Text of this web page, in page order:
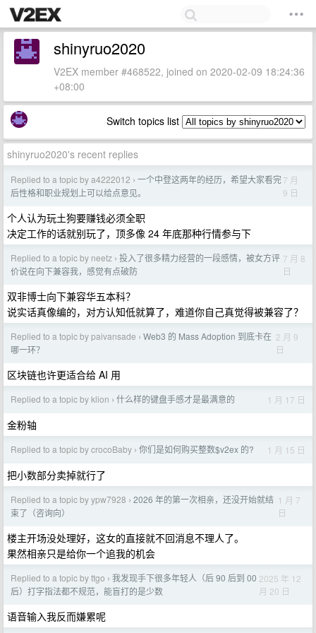
shinyruo2020
V2EX member #468522, joined on 2020-02-09 18:24:36
+08:00
Switch topics list
shinyruo2020's recent replies
Replied to a topic by a4222012 › 一个中登这两年的经历，希望大家看完
后性格和职业规划上可以给点意见。
7 月
9 日
个人认为玩土狗要赚钱必须全职
决定工作的话就别玩了，顶多像 24 年底那种行情参与下
Replied to a topic by neetz › 投入了很多精力经营的一段感情，被女方评
价说在向下兼容我，感觉有点破防
7 月 8
日
双非博士向下兼容华五本科？
说实话真像编的，对方认知低就算了，难道你自己真觉得被兼容了？
Replied to a topic by paivansade › Web3 的 Mass Adoption 到底卡在
哪一环？
2 月 9
日
区块链也许更适合给 AI 用
Replied to a topic by klion › 什么样的键盘手感才是最满意的 1 月 17 日
金粉轴
Replied to a topic by crocoBaby › 你们是如何购买整数$v2ex 的? 1 月 15 日
把小数部分卖掉就行了
Replied to a topic by ypw7928 › 2026 年的第一次相亲，还没开始就结
束了（咨询向）
1 月 7
日
楼主开场没处理好，这女的直接就不回消息不理人了。
果然相亲只是给你一个追我的机会
Replied to a topic by ttgo › 我发现手下很多年轻人（后 90 后到 00
后）打字指法都不规范，能盲打的是少数
2025 年 12
月 20 日
语音输入我反而嫌累呢